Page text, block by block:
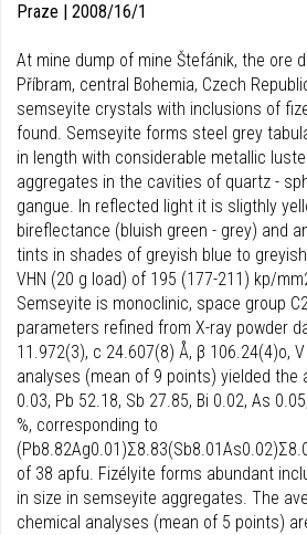
Praze | 2008/16/1
At mine dump of mine Štefánik, the ore
Příbram, central Bohemia, Czech
semseyite crystals with inclusions of
found. Semseyite forms steel grey
in length with considerable metallic
aggregates in the cavities of quartz -
gangue. In reflected light it is sligthly
bireflectance (bluish green - grey) and
tints in shades of greyish blue to
VHN (20 g load) of 195 (177-211) kp/
Semseyite is monoclinic, space group
parameters refined from X-ray powder
11.972(3), c 24.607(8) Å, β 106.24(4)o,
analyses (mean of 9 points) yielded the
0.03, Pb 52.18, Sb 27.85, Bi 0.02, As
%, corresponding to
of 38 apfu. Fizélyite forms abundant
in size in semseyite aggregates. The
chemical analyses (mean of 5 points)